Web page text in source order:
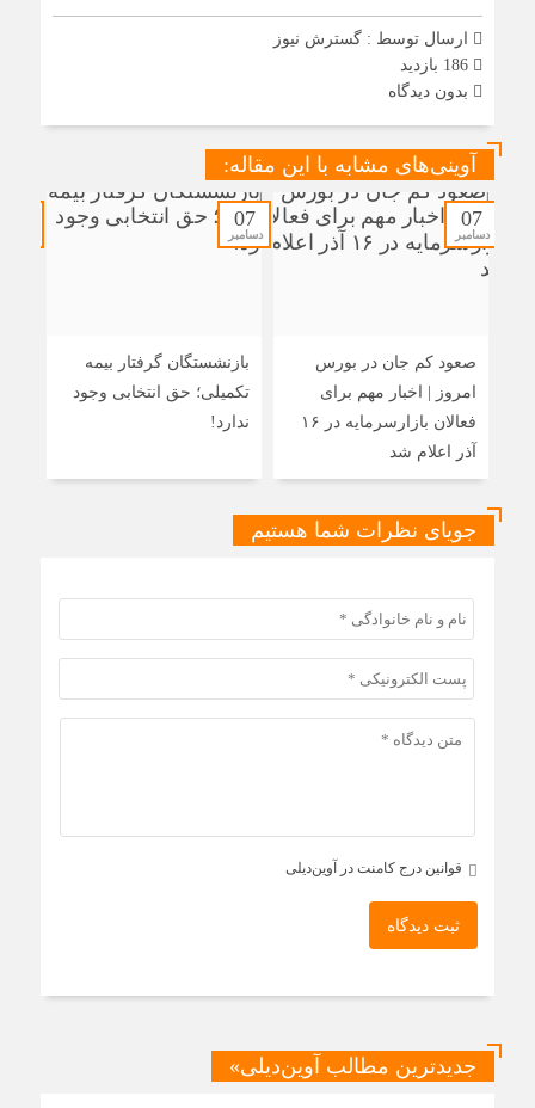
ارسال توسط : گسترش نیوز
بدون دیدگاه
آوینی‌های مشابه با این مقاله:
07
دسامبر
صعود کم جان در بورس
امروز | اخبار مهم برای
فعالان بازارسرمایه در ۱۶
آذر اعلام شد
07
دسامبر
بازنشستگان گرفتار بیمه
تکمیلی؛ حق انتخابی وجود
ندارد!
جویای نظرات شما هستیم
قوانین درج کامنت در آوین‌دیلی
ثبت دیدگاه
جدیدترین مطالب آوین‌دیلی»